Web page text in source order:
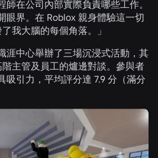
在公司內部實際負責哪些工作。
眼界。在 Roblox 親身體驗這一切
我大腦的每個角落。」
涯中心舉辦了三場沉浸式活動，其
主管及員工的爐邊對談。參與者
吸引力，平均評分達 7.9 分（滿分